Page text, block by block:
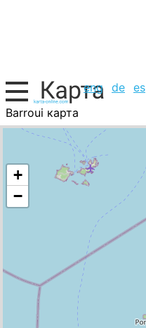
eng de es
Barroui карта
Домініка, список міст
+
−